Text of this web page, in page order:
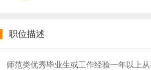
职位描述
师范类优秀毕业生或工作经验一年以上从